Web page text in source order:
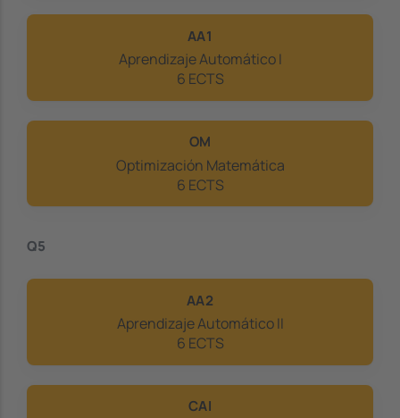
AA1
Aprendizaje Automático I
6 ECTS
OM
Optimización Matemática
6 ECTS
Q5
AA2
Aprendizaje Automático II
6 ECTS
CAI